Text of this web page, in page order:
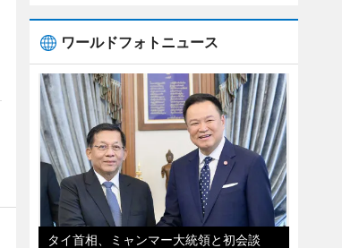
ワールドフォトニュース
タイ首相、ミャンマー大統領と初会談